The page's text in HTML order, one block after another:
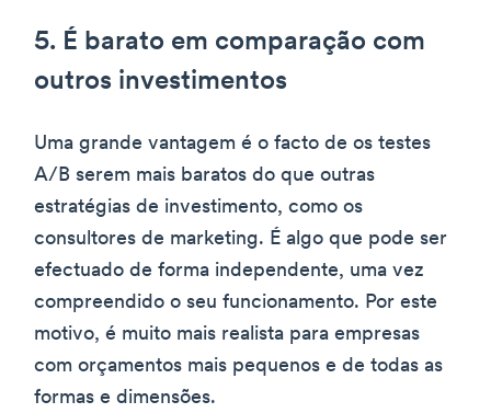
5. É barato em comparação com
outros investimentos
Uma grande vantagem é o facto de os testes
A/B serem mais baratos do que outras
estratégias de investimento, como os
consultores de marketing. É algo que pode ser
efectuado de forma independente, uma vez
compreendido o seu funcionamento. Por este
motivo, é muito mais realista para empresas
com orçamentos mais pequenos e de todas as
formas e dimensões.